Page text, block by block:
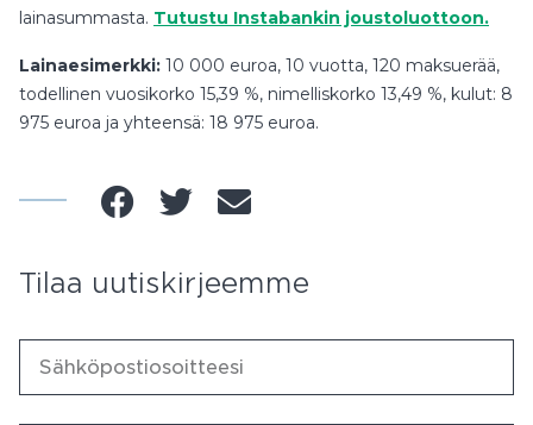
lainasummasta. Tutustu Instabankin joustoluottoon.
Lainaesimerkki: 10 000 euroa, 10 vuotta, 120 maksuerää,
todellinen vuosikorko 15,39 %, nimelliskorko 13,49 %, kulut: 8
975 euroa ja yhteensä: 18 975 euroa.
Tilaa uutiskirjeemme